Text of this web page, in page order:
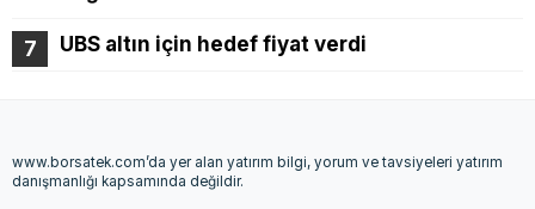
UBS altın için hedef fiyat verdi
www.borsatek.com’da yer alan yatırım bilgi, yorum ve tavsiyeleri yatırım
danışmanlığı kapsamında değildir.